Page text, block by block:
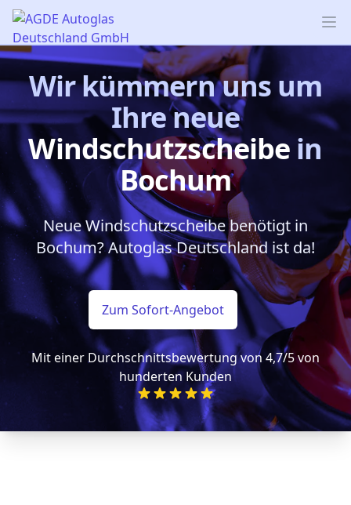
AGDE Autoglas Deutschland GmbH
Wir kümmern uns um
Ihre neue
Windschutzscheibe in
Bochum
Neue Windschutzscheibe benötigt in
Bochum? Autoglas Deutschland ist da!
Zum Sofort-Angebot
Mit einer Durchschnittsbewertung von 4,7/5 von
hunderten Kunden